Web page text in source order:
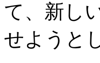
て、新し
せようと